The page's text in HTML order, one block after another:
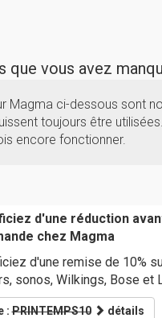
vous avez
Magma ci-dessous sont
toujours être
encore fonctionner.
d'une réduction
chez Magma
d'une remise de 10%
sonos, Wilkings, Bose et
:PRINTEMPS10 détails